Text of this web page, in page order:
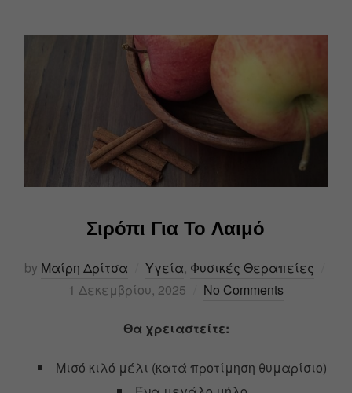
Σιρόπι Για Το Λαιμό
by Μαίρη Δρίτσα Υγεία, Φυσικές Θεραπείες
1 Δεκεμβρίου, 2025
No Comments
Θα χρειαστείτε:
Μισό κιλό μέλι (κατά προτίμηση θυμαρίσιο)